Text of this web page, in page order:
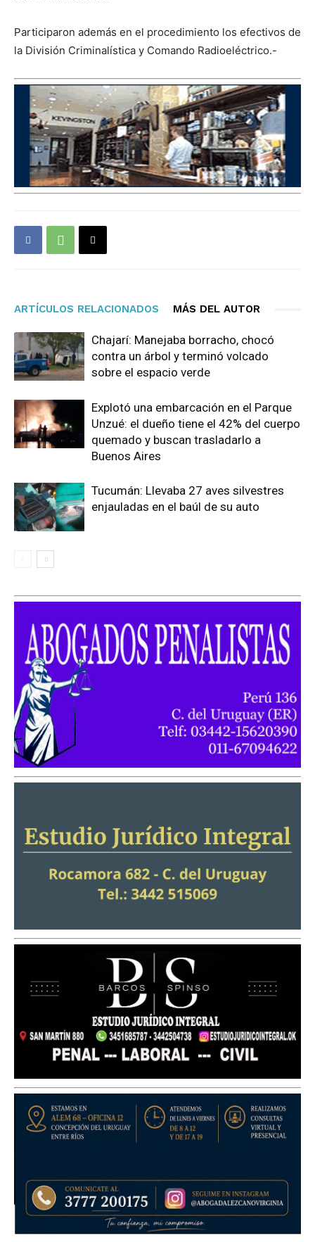
Participaron además en el procedimiento los efectivos de
la División Criminalística y Comando Radioeléctrico.-
ARTÍCULOS RELACIONADOS MÁS DEL AUTOR
Chajarí: Manejaba borracho, chocó
contra un árbol y terminó volcado
sobre el espacio verde
Explotó una embarcación en el Parque
Unzué: el dueño tiene el 42% del cuerpo
quemado y buscan trasladarlo a
Buenos Aires
Tucumán: Llevaba 27 aves silvestres
enjauladas en el baúl de su auto